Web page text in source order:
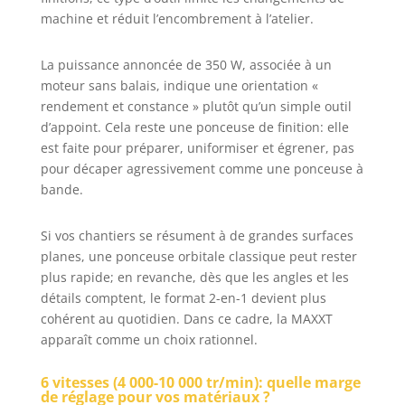
efficacement les grandes surfaces.
Le changement libre entre les
productivité. Particulièrement
adapté aux travaux nécessitant
une grande flexibilité comme la
décoration intérieure ou le
décapage de peinture 【Papier
abrasif triangulaire +
rectangulaire】 Deux types de
compatibles avec les grains
P80/P120/P180/P220/P320 pour un
changement rapide, du
dégrossissage au polissage fin
avec une seule ponceuse vibrante.
Interface d'aspiration universelle
pour une efficacité maximale et un
machine et réduit l’encombrement à l’atelier.
La puissance annoncée de 350 W, associée à un
moteur sans balais, indique une orientation «
rendement et constance » plutôt qu’un simple outil
d’appoint. Cela reste une ponceuse de finition: elle
est faite pour préparer, uniformiser et égrener, pas
pour décaper agressivement comme une ponceuse à
bande.
Si vos chantiers se résument à de grandes surfaces
planes, une ponceuse orbitale classique peut rester
plus rapide; en revanche, dès que les angles et les
détails comptent, le format 2-en-1 devient plus
cohérent au quotidien. Dans ce cadre, la MAXXT
apparaît comme un choix rationnel.
6 vitesses (4 000-10 000 tr/min): quelle marge
de réglage pour vos matériaux ?